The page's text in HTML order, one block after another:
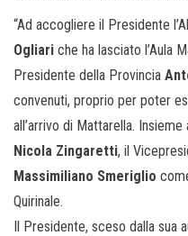
“Ad accogliere il Presidente
Ogliari che ha lasciato l’Aula
Presidente della Provincia
convenuti, proprio per poter
all’arrivo di Mattarella.
Nicola Zingaretti, il
Massimiliano Smeriglio
Quirinale.
Il Presidente, sceso dalla sua